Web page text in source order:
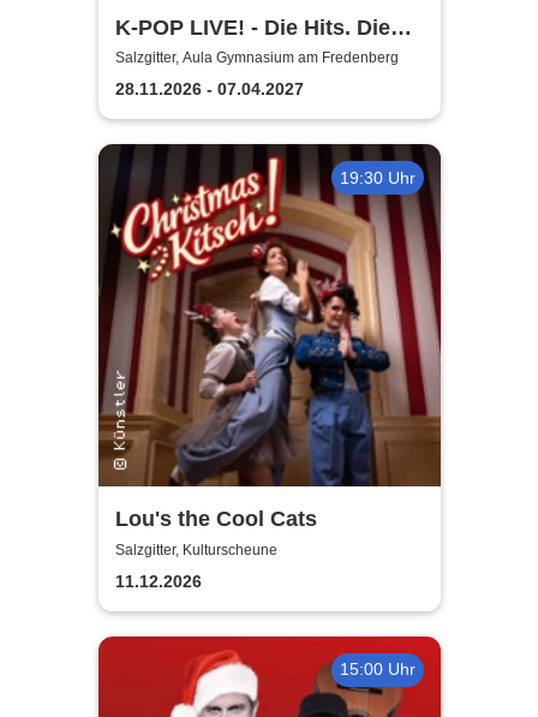
K-POP LIVE! - Die Hits. Die
Moves. Die Show.
Salzgitter, Aula Gymnasium am Fredenberg
28.11.2026 - 07.04.2027
19:30 Uhr
Lou's the Cool Cats
Salzgitter, Kulturscheune
11.12.2026
15:00 Uhr